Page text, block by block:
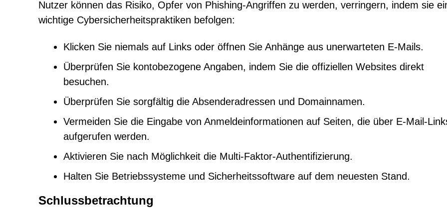
Nutzer können das Risiko, Opfer von Phishing-Angriffen zu werden, verringern, indem sie
wichtige Cybersicherheitspraktiken befolgen:
Klicken Sie niemals auf Links oder öffnen Sie Anhänge aus unerwarteten E-Mails.
Überprüfen Sie kontobezogene Angaben, indem Sie die offiziellen Websites direkt
besuchen.
Überprüfen Sie sorgfältig die Absenderadressen und Domainnamen.
Vermeiden Sie die Eingabe von Anmeldeinformationen auf Seiten, die über E-Mail-
aufgerufen werden.
Aktivieren Sie nach Möglichkeit die Multi-Faktor-Authentifizierung.
Halten Sie Betriebssysteme und Sicherheitssoftware auf dem neuesten Stand.
Schlussbetrachtung